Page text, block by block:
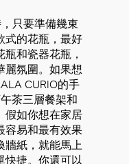
只要準備幾束
式的花瓶，最好
和瓷器花瓶，
麗氛圍。如果想
CURIO的手
茶三層餐架和
假如你想在家居
容易和最有效果
牆紙，就能馬上
快捷。你還可以